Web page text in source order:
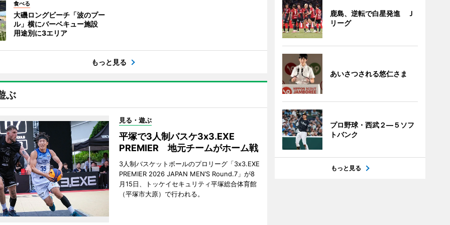
食べる
大磯ロングビーチ「波のプー
ル」横にバーベキュー施設
用途別に3エリア
もっと見る
ぶ
見る・遊ぶ
平塚で3人制バスケ3x3.EXE
PREMIER 地元チームがホーム戦
3人制バスケットボールのプロリーグ「3x3.EXE
PREMIER 2026 JAPAN MEN’S Round.7」が8
月15日、トッケイセキュリティ平塚総合体育館
（平塚市大原）で行われる。
鹿島、逆転で白星発進 Ｊ
リーグ
あいさつされる悠仁さま
プロ野球・西武２―５ソフ
トバンク
もっと見る